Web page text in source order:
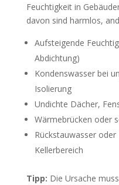
Feuchtigkeit in
davon sind harmlos,
Aufsteigende
Abdichtung)
Kondenswasser bei
Isolierung
Undichte Dächer,
Wärmebrücken oder
Rückstauwasser
Kellerbereich
Tipp: Die Ursache